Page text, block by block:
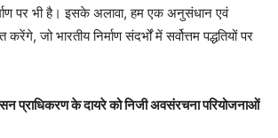
पर भी है। इसके अलावा, हम एक अनुसंधान एवं
जो भारतीय निर्माण संदर्भों में सर्वोत्तम पद्धतियों पर
प्राधिकरण के दायरे को निजी अवसंरचना परियोजनाओं